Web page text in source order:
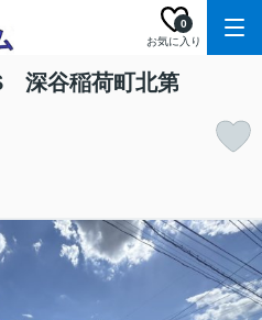
お気に入り
0
深谷稲荷町北第